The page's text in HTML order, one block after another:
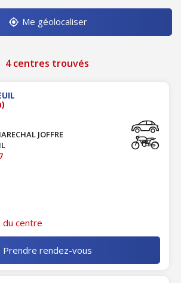
Me géolocaliser
4 centres trouvés
JOFFRE
du centre
Prendre rendez-vous